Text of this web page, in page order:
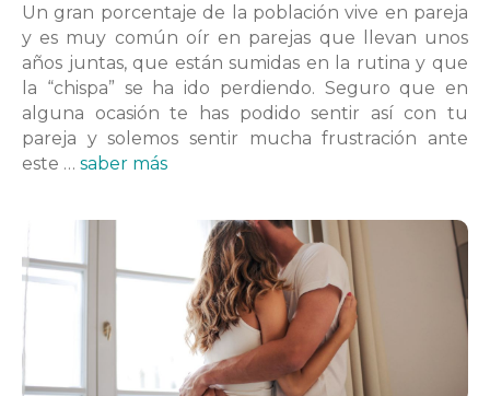
Un gran porcentaje de la población vive en pareja
y es muy común oír en parejas que llevan unos
años juntas, que están sumidas en la rutina y que
la “chispa” se ha ido perdiendo. Seguro que en
alguna ocasión te has podido sentir así con tu
pareja y solemos sentir mucha frustración ante
este … saber más